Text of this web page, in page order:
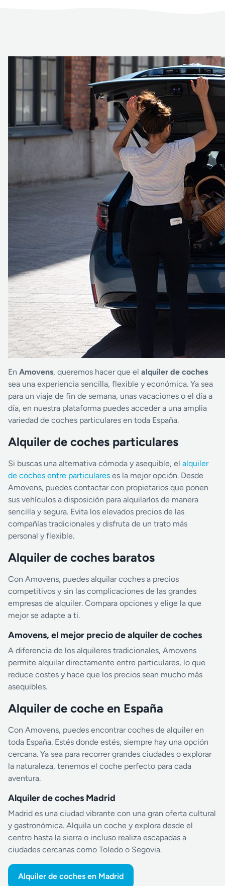
En Amovens, queremos hacer que el alquiler de coches
sea una experiencia sencilla, flexible y económica. Ya sea
para un viaje de fin de semana, unas vacaciones o el día a
día, en nuestra plataforma puedes acceder a una amplia
variedad de coches particulares en toda España.
Alquiler de coches particulares
Si buscas una alternativa cómoda y asequible, el alquiler
de coches entre particulares es la mejor opción. Desde
Amovens, puedes contactar con propietarios que ponen
sus vehículos a disposición para alquilarlos de manera
sencilla y segura. Evita los elevados precios de las
compañías tradicionales y disfruta de un trato más
personal y flexible.
Alquiler de coches baratos
Con Amovens, puedes alquilar coches a precios
competitivos y sin las complicaciones de las grandes
empresas de alquiler. Compara opciones y elige la que
mejor se adapte a ti.
Amovens, el mejor precio de alquiler de coches
A diferencia de los alquileres tradicionales, Amovens
permite alquilar directamente entre particulares, lo que
reduce costes y hace que los precios sean mucho más
asequibles.
Alquiler de coche en España
Con Amovens, puedes encontrar coches de alquiler en
toda España. Estés donde estés, siempre hay una opción
cercana. Ya sea para recorrer grandes ciudades o explorar
la naturaleza, tenemos el coche perfecto para cada
aventura.
Alquiler de coches Madrid
Madrid es una ciudad vibrante con una gran oferta cultural
y gastronómica. Alquila un coche y explora desde el
centro hasta la sierra o incluso realiza escapadas a
ciudades cercanas como Toledo o Segovia.
Alquiler de coches en Madrid